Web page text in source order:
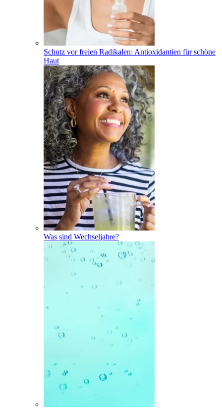
Schutz vor freien Radikalen: Antioxidantien für schöne
Haut
Was sind Wechseljahre?